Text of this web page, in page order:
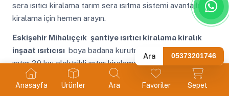
Anasayfa Ürünler Ara Favoriler Sepet
sera ısıtıcı kiralama tarım sera ısıtma sistemi avantajlı
kiralama için hemen arayın.
Eskişehir Mihalıççık şantiye ısıtıcı kiralama kiralık
inşaat ısıtıcısı boya badana kurutma makinesi kiralama
ısıtıcı 30 kw elektrikli ısıtıcı kiralama nem alma makinesi
kokusuz mazotlu ısıtıcı filtresi olan ısıtıcı anında kurulum
için ulaşabilirsiniz.
Ara 05373201746